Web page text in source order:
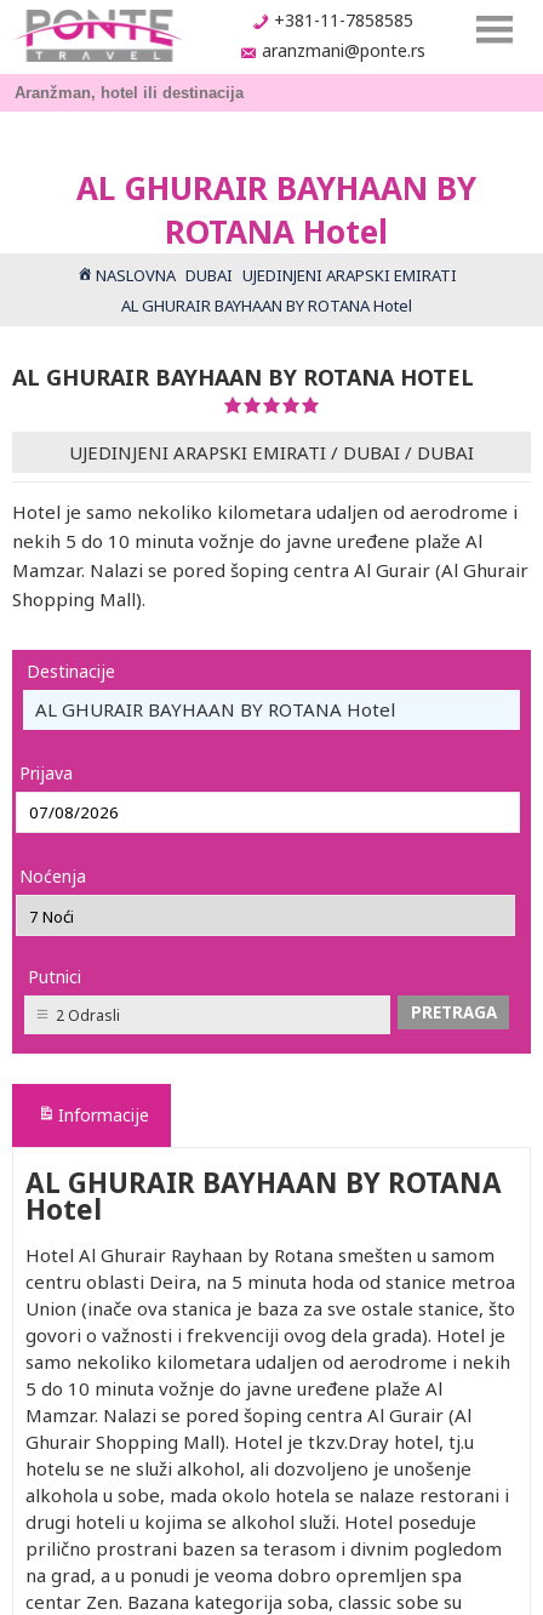
+381-11-7858585
aranzmani@ponte.rs
AL GHURAIR BAYHAAN BY
ROTANA Hotel
NASLOVNA DUBAI UJEDINJENI ARAPSKI EMIRATI
AL GHURAIR BAYHAAN BY ROTANA Hotel
AL GHURAIR BAYHAAN BY ROTANA HOTEL
UJEDINJENI ARAPSKI EMIRATI / DUBAI / DUBAI
Hotel je samo nekoliko kilometara udaljen od aerodrome i
nekih 5 do 10 minuta vožnje do javne uređene plaže Al
Mamzar. Nalazi se pored šoping centra Al Gurair (Al Ghurair
Shopping Mall).
Destinacije
AL GHURAIR BAYHAAN BY ROTANA Hotel
Prijava
Noćenja
Putnici
2 Odrasli
Informacije
AL GHURAIR BAYHAAN BY ROTANA
Hotel
Hotel Al Ghurair Rayhaan by Rotana smešten u samom
centru oblasti Deira, na 5 minuta hoda od stanice metroa
Union (inače ova stanica je baza za sve ostale stanice, što
govori o važnosti i frekvenciji ovog dela grada). Hotel je
samo nekoliko kilometara udaljen od aerodrome i nekih
5 do 10 minuta vožnje do javne uređene plaže Al
Mamzar. Nalazi se pored šoping centra Al Gurair (Al
Ghurair Shopping Mall). Hotel je tkzv.Dray hotel, tj.u
hotelu se ne služi alkohol, ali dozvoljeno je unošenje
alkohola u sobe, mada okolo hotela se nalaze restorani i
drugi hoteli u kojima se alkohol služi. Hotel poseduje
prilično prostrani bazen sa terasom i divnim pogledom
na grad, a u ponudi je veoma dobro opremljen spa
centar Zen. Bazana kategorija soba, classic sobe su